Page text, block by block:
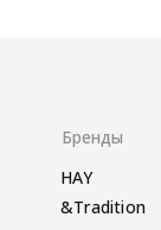
HAY
&Tradition
Бренды